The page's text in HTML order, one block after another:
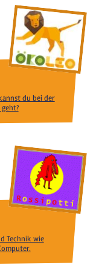
du bei der
Technik wie